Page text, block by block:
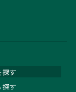
探す
探す